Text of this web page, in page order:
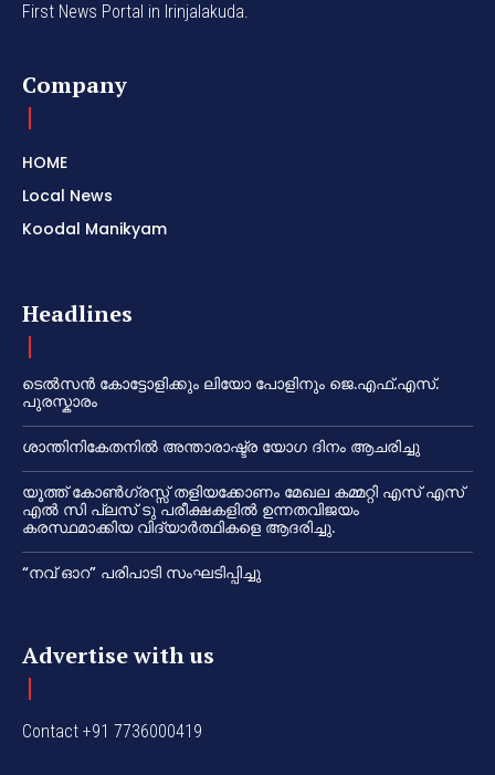
First News Portal in Irinjalakuda.
Company
HOME
Local News
Koodal Manikyam
Headlines
ടെൽസൻ കോട്ടോളിക്കും ലിയോ പോളിനും ജെ.എഫ്.എസ്.
പുരസ്കാരം
ശാന്തിനികേതനിൽ അന്താരാഷ്ട്ര യോഗ ദിനം ആചരിച്ചു
യൂത്ത് കോൺഗ്രസ്സ് തളിയക്കോണം മേഖല കമ്മറ്റി എസ് എസ്
എൽ സി പ്ലസ് ടു പരീക്ഷകളിൽ ഉന്നതവിജയം
കരസ്ഥമാക്കിയ വിദ്യാർത്ഥികളെ ആദരിച്ചു.
“നവ് ഓറ” പരിപാടി സംഘടിപ്പിച്ചു
Advertise with us
Contact +91 7736000419